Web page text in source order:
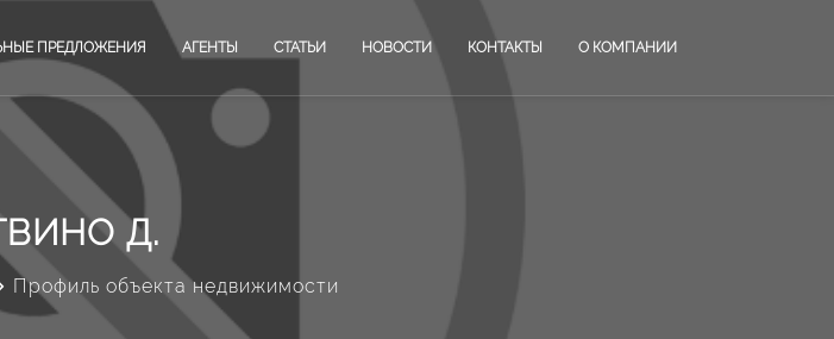
ПРЕДЛОЖЕНИЯ АГЕНТЫ СТАТЬИ НОВОСТИ КОНТАКТЫ О КОМПАНИИ
Д.
Профиль объекта недвижимости